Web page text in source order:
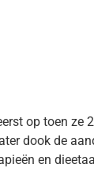
op toen ze
dook de
en